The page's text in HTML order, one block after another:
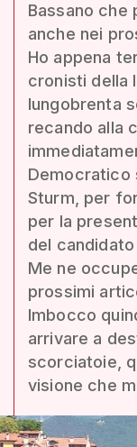
Bassano che
anche nei
Ho appena
cronisti della
lungobrenta
recando alla
Democratico
Sturm, per
per la
del
Me ne
prossimi
Imbocco
arrivare a
scorciatoie,
visione che